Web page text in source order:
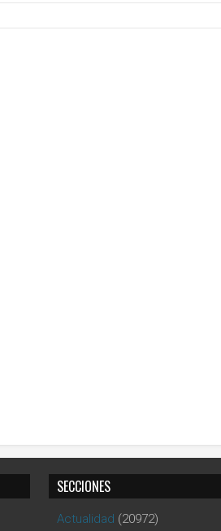
SECCIONES
Actualidad (20972)